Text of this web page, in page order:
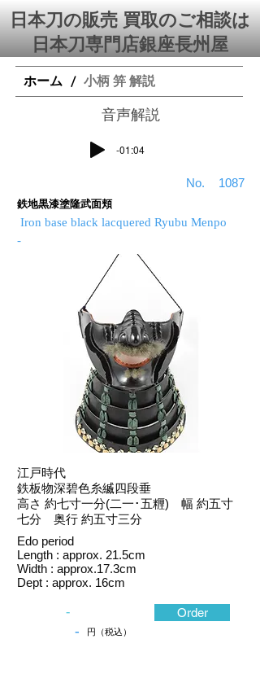
日本刀の販売 買取のご相談は
日本刀専門店銀座⻑州屋
ホーム / 小柄 笄 解説
​音声解説
-01:04
​No. 1087
鉄地黒漆塗隆武面頬
Iron base black lacquered Ryubu Menpo
-
江戸時代
鉄板物深碧色糸縅四段垂
高さ 約七寸一分(二一･五糎) 幅 約五寸
七分 奥行 約五寸三分
Edo period
Length : approx. 21.5cm
Width : approx.17.3cm
Dept : approx. 16cm
-
- 円（税込）
Order